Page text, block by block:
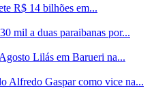
R$ 14 bilhões em...
mil a duas paraibanas por...
Lilás em Barueri na...
Alfredo Gaspar como vice na...